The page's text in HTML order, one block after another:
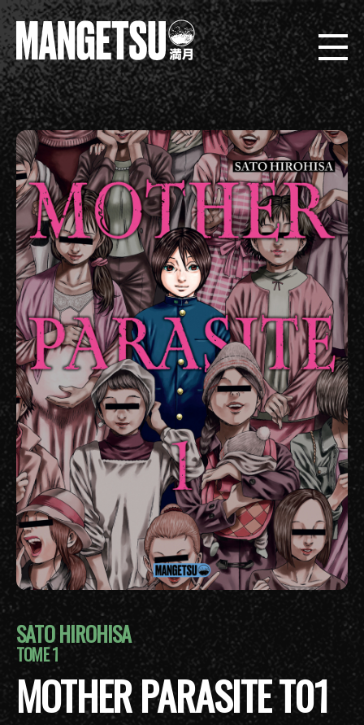
SATO HIROHISA
TOME 1
MOTHER PARASITE T01